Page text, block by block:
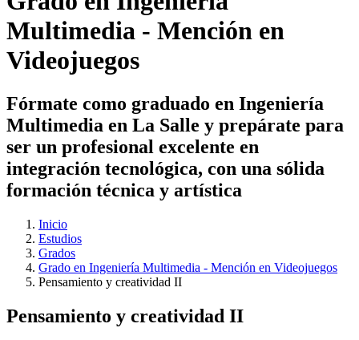
Multimedia - Mención en
Videojuegos
Fórmate como graduado en Ingeniería
Multimedia en La Salle y prepárate para
ser un profesional excelente en
integración tecnológica, con una sólida
formación técnica y artística
Inicio
Estudios
Grados
Grado en Ingeniería Multimedia - Mención en Videojuegos
Pensamiento y creatividad II
Pensamiento y creatividad II